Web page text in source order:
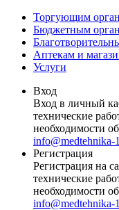
Торгующим
Бюджетным
Аптекам и
Услуги
Вход
Вход в личный
технические
необходимости
info@medtehnika-
Регистрация
Регистрация на
технические
необходимости
info@medtehnika-